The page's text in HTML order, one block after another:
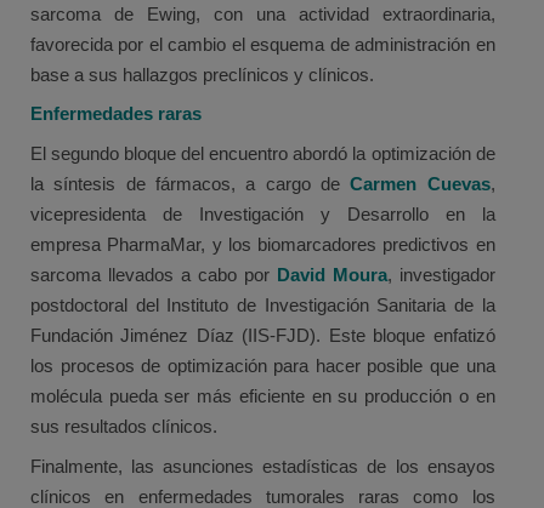
sarcoma de Ewing, con una actividad extraordinaria,
favorecida por el cambio el esquema de administración en
base a sus hallazgos preclínicos y clínicos.
Enfermedades raras
El segundo bloque del encuentro abordó la optimización de
la síntesis de fármacos, a cargo deCarmen Cuevas,
vicepresidenta de Investigación y Desarrollo en la
empresa PharmaMar, y los biomarcadores predictivos en
sarcoma llevados a cabo por David Moura, investigador
postdoctoral del Instituto de Investigación Sanitaria de la
Fundación Jiménez Díaz (IIS-FJD). Este bloque enfatizó
los procesos de optimización para hacer posible que una
molécula pueda ser más eficiente en su producción o en
sus resultados clínicos.
Finalmente, las asunciones estadísticas de los ensayos
clínicos en enfermedades tumorales raras como los